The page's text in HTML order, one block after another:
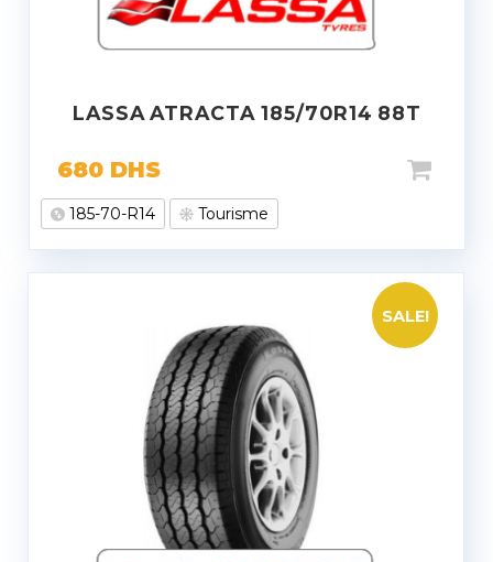
LASSA ATRACTA 185/70R14 88T
680 DHS
185-70-R14 Tourisme
SALE!